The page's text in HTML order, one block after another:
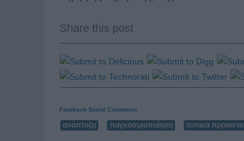
Share this post
Facebook Social Comments
ανάπτυξη παγκοσμιοποίηση τοπικα προιοντα